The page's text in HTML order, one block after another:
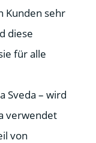
Kunden sehr
diese
für alle
Sveda – wird
verwendet
von